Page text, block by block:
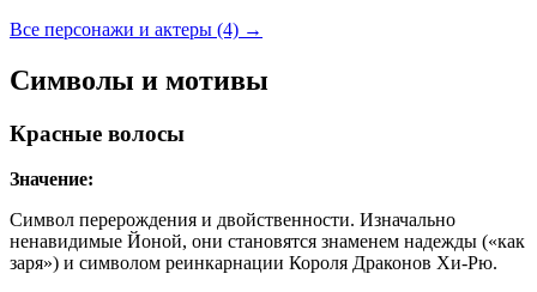
Все персонажи и актеры (4) →
Символы и мотивы
Красные волосы
Значение:
Символ перерождения и двойственности. Изначально
ненавидимые Йоной, они становятся знаменем надежды («как
заря») и символом реинкарнации Короля Драконов Хи-Рю.